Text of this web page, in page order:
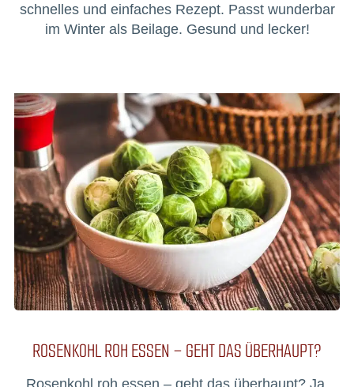
schnelles und einfaches Rezept. Passt wunderbar
im Winter als Beilage. Gesund und lecker!
ROSENKOHL ROH ESSEN – GEHT DAS ÜBERHAUPT?
Rosenkohl roh essen – geht das überhaupt? Ja,